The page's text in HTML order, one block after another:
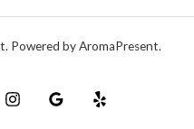
Powered by AromaPresent.